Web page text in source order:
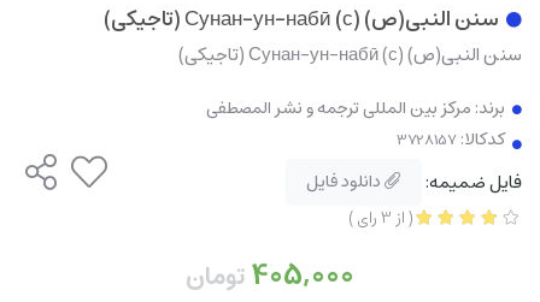
سنن النبی(ص) Сунан-ун-набӣ (с) (تاجیکی)
سنن النبی(ص) Сунан-ун-набӣ (с) (تاجیکی)
برند: مرکز بین المللی ترجمه و نشر المصطفی
کدکالا:
فایل ضمیمه: دانلود فایل
(از3رای)
405,000تومان